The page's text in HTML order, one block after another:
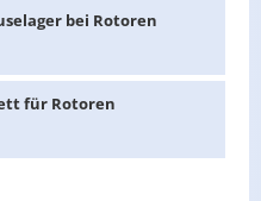
bei Ro­to­ren
für Ro­to­ren